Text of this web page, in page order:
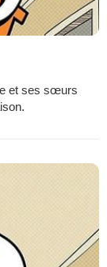
et ses sœurs